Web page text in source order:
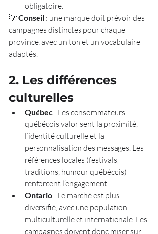
obligatoire.
💡 Conseil : une marque doit prévoir des
campagnes distinctes pour chaque
province, avec un ton et un vocabulaire
adaptés.
2. Les différences
culturelles
Québec : Les consommateurs
québécois valorisent la proximité,
l’identité culturelle et la
personnalisation des messages. Les
références locales (festivals,
traditions, humour québécois)
renforcent l’engagement.
Ontario : Le marché est plus
diversifié, avec une population
multiculturelle et internationale. Les
campagnes doivent donc miser sur